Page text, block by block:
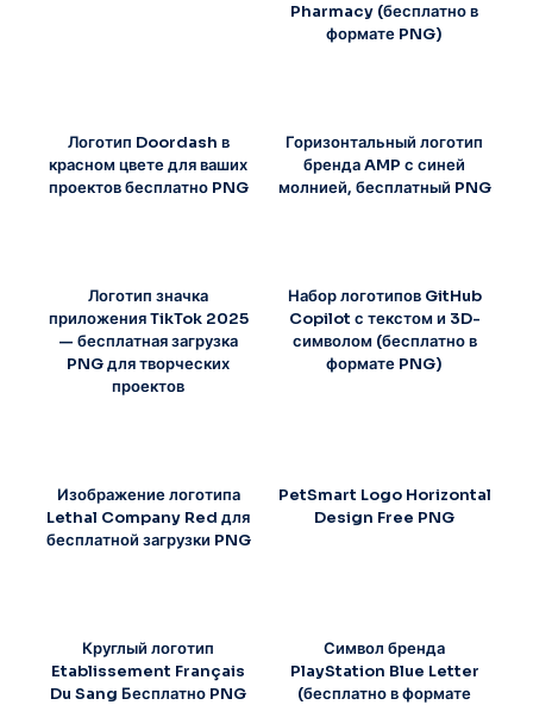
Pharmacy (бесплатно в
формате PNG)
Логотип Doordash в
красном цвете для ваших
проектов бесплатно PNG
Горизонтальный логотип
бренда AMP с синей
молнией, бесплатный PNG
Логотип значка
приложения TikTok 2025
— бесплатная загрузка
PNG для творческих
проектов
Набор логотипов GitHub
Copilot с текстом и 3D-
символом (бесплатно в
формате PNG)
Изображение логотипа
Lethal Company Red для
бесплатной загрузки PNG
PetSmart Logo Horizontal
Design Free PNG
Круглый логотип
Etablissement Français
Du Sang Бесплатно PNG
Символ бренда
PlayStation Blue Letter
(бесплатно в формате